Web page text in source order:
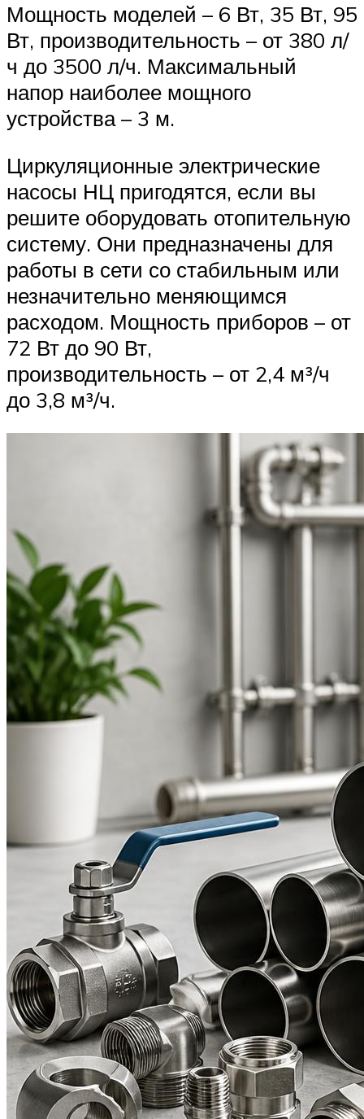
Мощность моделей – 6 Вт, 35 Вт, 95
Вт, производительность – от 380 л/
ч до 3500 л/ч. Максимальный
напор наиболее мощного
устройства – 3 м.
Циркуляционные электрические
насосы НЦ пригодятся, если вы
решите оборудовать отопительную
систему. Они предназначены для
работы в сети со стабильным или
незначительно меняющимся
расходом. Мощность приборов – от
72 Вт до 90 Вт,
производительность – от 2,4 м³/ч
до 3,8 м³/ч.